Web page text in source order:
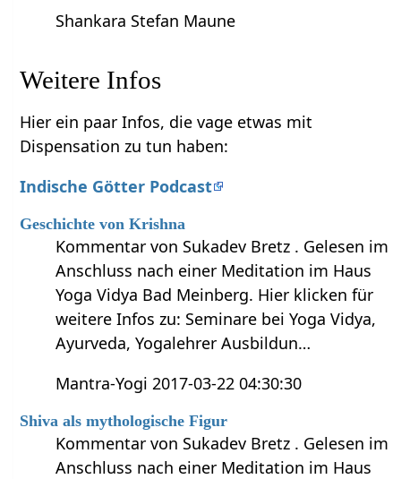
Shankara Stefan Maune
Weitere Infos
Hier ein paar Infos, die vage etwas mit
Dispensation zu tun haben:
Indische Götter Podcast
Geschichte von Krishna
Kommentar von Sukadev Bretz . Gelesen im
Anschluss nach einer Meditation im Haus
Yoga Vidya Bad Meinberg. Hier klicken für
weitere Infos zu: Seminare bei Yoga Vidya,
Ayurveda, Yogalehrer Ausbildun…
Mantra-Yogi 2017-03-22 04:30:30
Shiva als mythologische Figur
Kommentar von Sukadev Bretz . Gelesen im
Anschluss nach einer Meditation im Haus